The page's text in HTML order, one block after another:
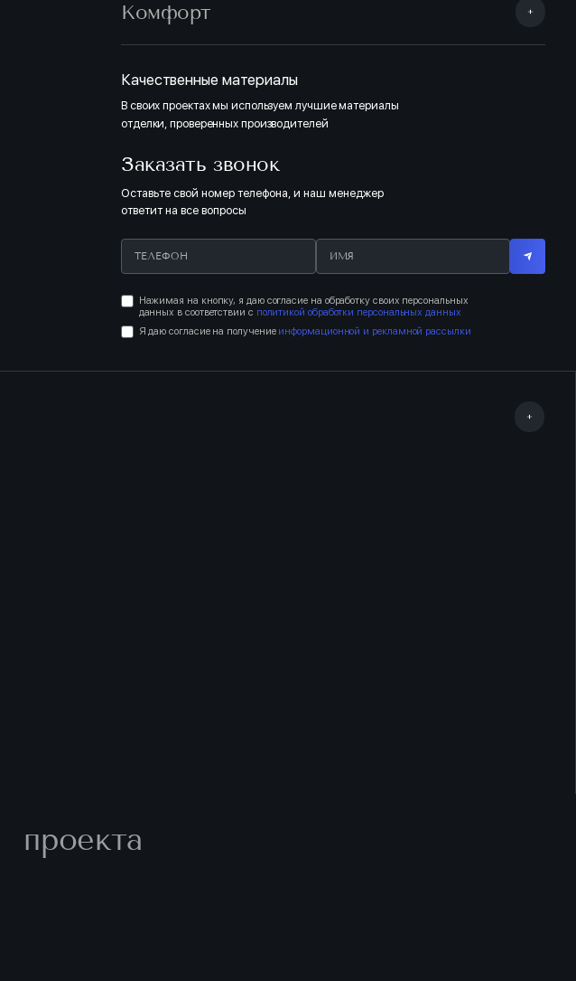
Комфорт
Качественные материалы
В своих проектах мы используем лучшие материалы
отделки, проверенных производителей
Заказать звонок
Оставьте свой номер телефона, и наш менеджер
ответит на все вопросы
Нажимая на кнопку, я даю согласие на обработку своих персональных
данных в соответствии с политикой обработки персональных данных
Я даю согласие на получение информационной и рекламной рассылки
проекта